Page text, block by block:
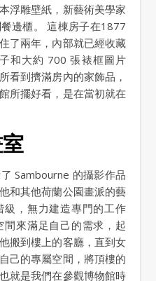
浮雕壁紙，新藝術美學家
邊櫃。 這棟房子在1877
了兩年，內部就已經收藏
和大約 700 張裱框圖片
看到擠滿房內的家飾品，
所擺好看，是在當初就在
Sambourne 的攝影作品
和其他荷蘭公園畫派的藝
，無力建造專門的工作
來滿足自己的需求，起
搬到樓上的客廳，直到女
己的專屬空間，將頂樓的
就是我們在參觀博物館時